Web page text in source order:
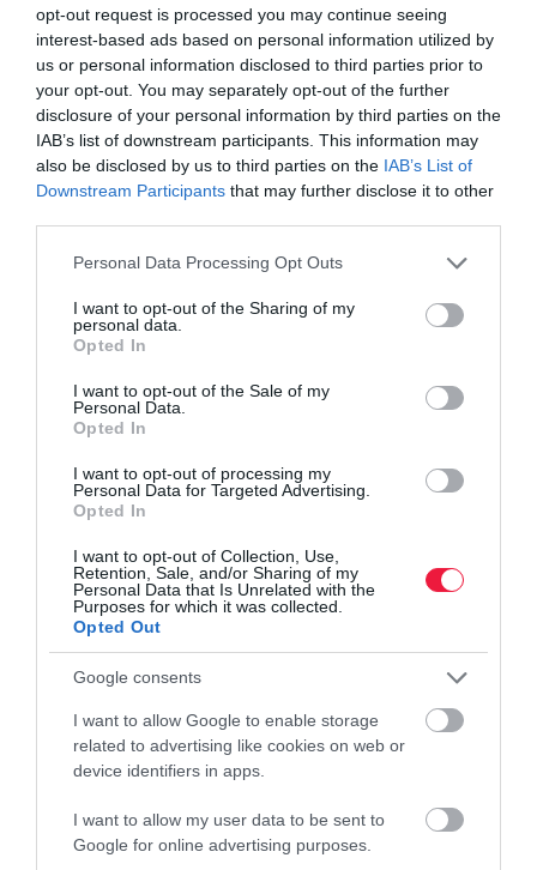
opt-out request is processed you may continue seeing
interest-based ads based on personal information utilized by
us or personal information disclosed to third parties prior to
your opt-out. You may separately opt-out of the further
disclosure of your personal information by third parties on the
IAB’s list of downstream participants. This information may
also be disclosed by us to third parties on the IAB’s List of
Downstream Participants that may further disclose it to other
Please note that this website/app uses one or more Google
not limited to your visit or usage behaviour. You may click to
grant or deny consent to Google and its third-party tags to
use your data for below specified purposes in below Google
consent section.
Personal Data Processing Opt Outs
I want to opt-out of the Sharing of my
personal data.
Opted In
I want to opt-out of the Sale of my
Personal Data.
Opted In
I want to opt-out of processing my
Personal Data for Targeted Advertising.
Opted In
I want to opt-out of Collection, Use,
Retention, Sale, and/or Sharing of my
Personal Data that Is Unrelated with the
Purposes for which it was collected.
Opted Out
Google consents
I want to allow Google to enable storage
related to advertising like cookies on web or
device identifiers in apps.
I want to allow my user data to be sent to
Google for online advertising purposes.
FOGYASZTÓVÉDELEM
Így tudod kiszűrni a fogyáshoz is használt hamis
injekciót
A tagállami gyógyszerhatóságok és az Európai
Gyógyszerügynökség tájékoztatása szerint Európa több
gyógyszerellátási láncba. A rendelkezésre…